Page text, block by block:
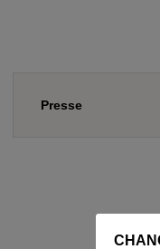
Presse